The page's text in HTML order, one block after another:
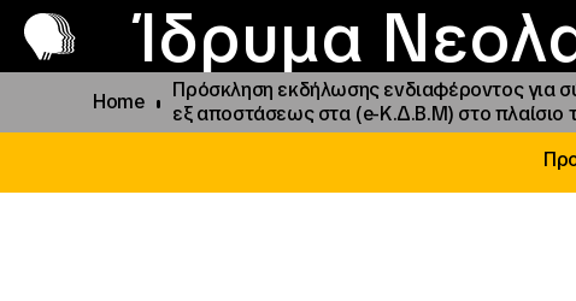
Ίδρυμα
Home
Πρόσκληση εκδήλωσης ενδιαφέροντος για
εξ αποστάσεως στα (e-Κ.Δ.Β.Μ) στο πλαίσιο